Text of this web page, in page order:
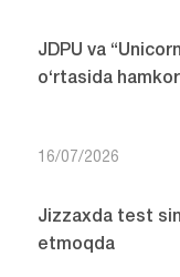
JDPU va
o‘rtasida
16/07/2026
Jizzaxda test
etmoqda